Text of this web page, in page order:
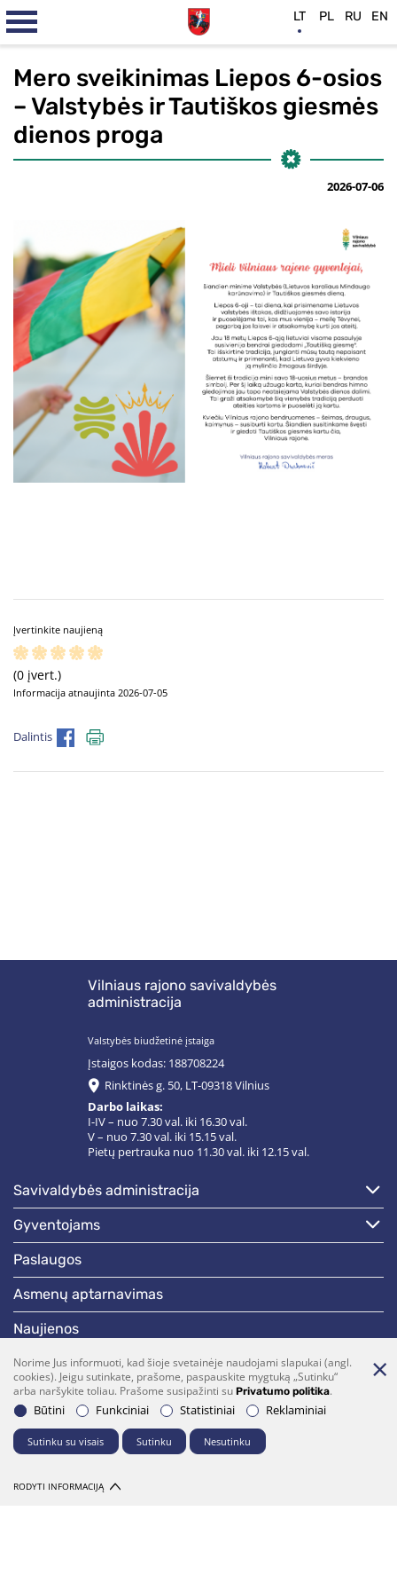
Mero sveikinimas Liepos 6-osios
– Valstybės ir Tautiškos giesmės
dienos proga
2026-07-06
Įvertinkite naujieną
(0 įvert.)
Informacija atnaujinta 2026-07-05
Dalintis
Vilniaus rajono savivaldybės
administracija
Valstybės biudžetinė įstaiga
Įstaigos kodas: 188708224
Rinktinės g. 50, LT-09318 Vilnius
Darbo laikas:
I-IV – nuo 7.30 val. iki 16.30 val.
V – nuo 7.30 val. iki 15.15 val.
Pietų pertrauka nuo 11.30 val. iki 12.15 val.
savivaldybės administracija
gyventojams
paslaugos
asmenų aptarnavimas
naujienos
skelbimai
darbotvarkės
Bendraukime
Norime Jus informuoti, kad šioje svetainėje naudojami slapukai (angl.
cookies). Jeigu sutinkate, prašome, paspauskite mygtuką „Sutinku“
arba naršykite toliau. Prašome susipažinti su Privatumo politika.
Būtini
Funkciniai Statistiniai Reklaminiai
Sutinku su visais Sutinku Nesutinku
RODYTI INFORMACIJĄ
LT PL RU EN